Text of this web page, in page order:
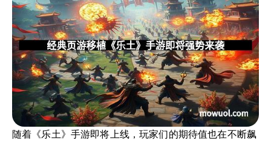
随着《乐土》手游即将上线，玩家们的期待值也在不断飙